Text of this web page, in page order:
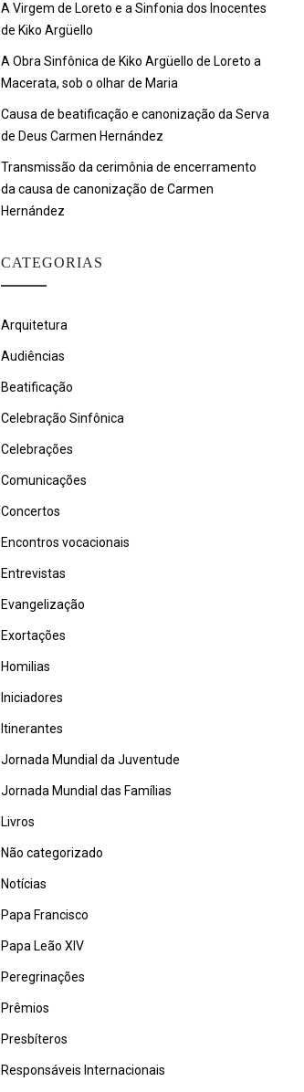
A Virgem de Loreto e a Sinfonia dos Inocentes
de Kiko Argüello
A Obra Sinfônica de Kiko Argüello de Loreto a
Macerata, sob o olhar de Maria
Causa de beatificação e canonização da Serva
de Deus Carmen Hernández
Transmissão da cerimônia de encerramento
da causa de canonização de Carmen
Hernández
CATEGORIAS
Arquitetura
Audiências
Beatificação
Celebração Sinfônica
Celebrações
Comunicações
Concertos
Encontros vocacionais
Entrevistas
Evangelização
Exortações
Homilias
Iniciadores
Itinerantes
Jornada Mundial da Juventude
Jornada Mundial das Famílias
Livros
Não categorizado
Notícias
Papa Francisco
Papa Leão XIV
Peregrinações
Prêmios
Presbíteros
Responsáveis Internacionais